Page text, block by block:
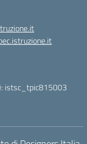
istsc_tpic815003